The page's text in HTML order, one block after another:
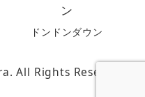
ドンドンダウン
All Rights Reserved.